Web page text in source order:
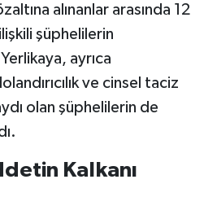
alınanlar arasında 12
şüphelilerin
ayrıca
ve cinsel taciz
olan şüphelilerin de
Kalkanı